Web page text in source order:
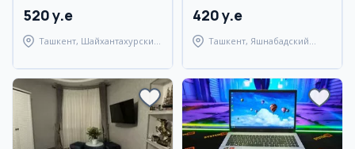
520 y.e
Ташкент, Шайхантахурский
420 y.e
Ташкент, Яшнабадский